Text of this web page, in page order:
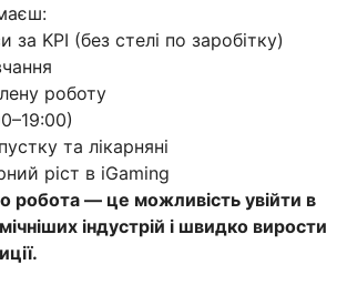
за KPI (без стелі по заробітку)
роботу
та лікарняні
ріст в iGaming
робота — це можливість увійти в
індустрій і швидко вирости